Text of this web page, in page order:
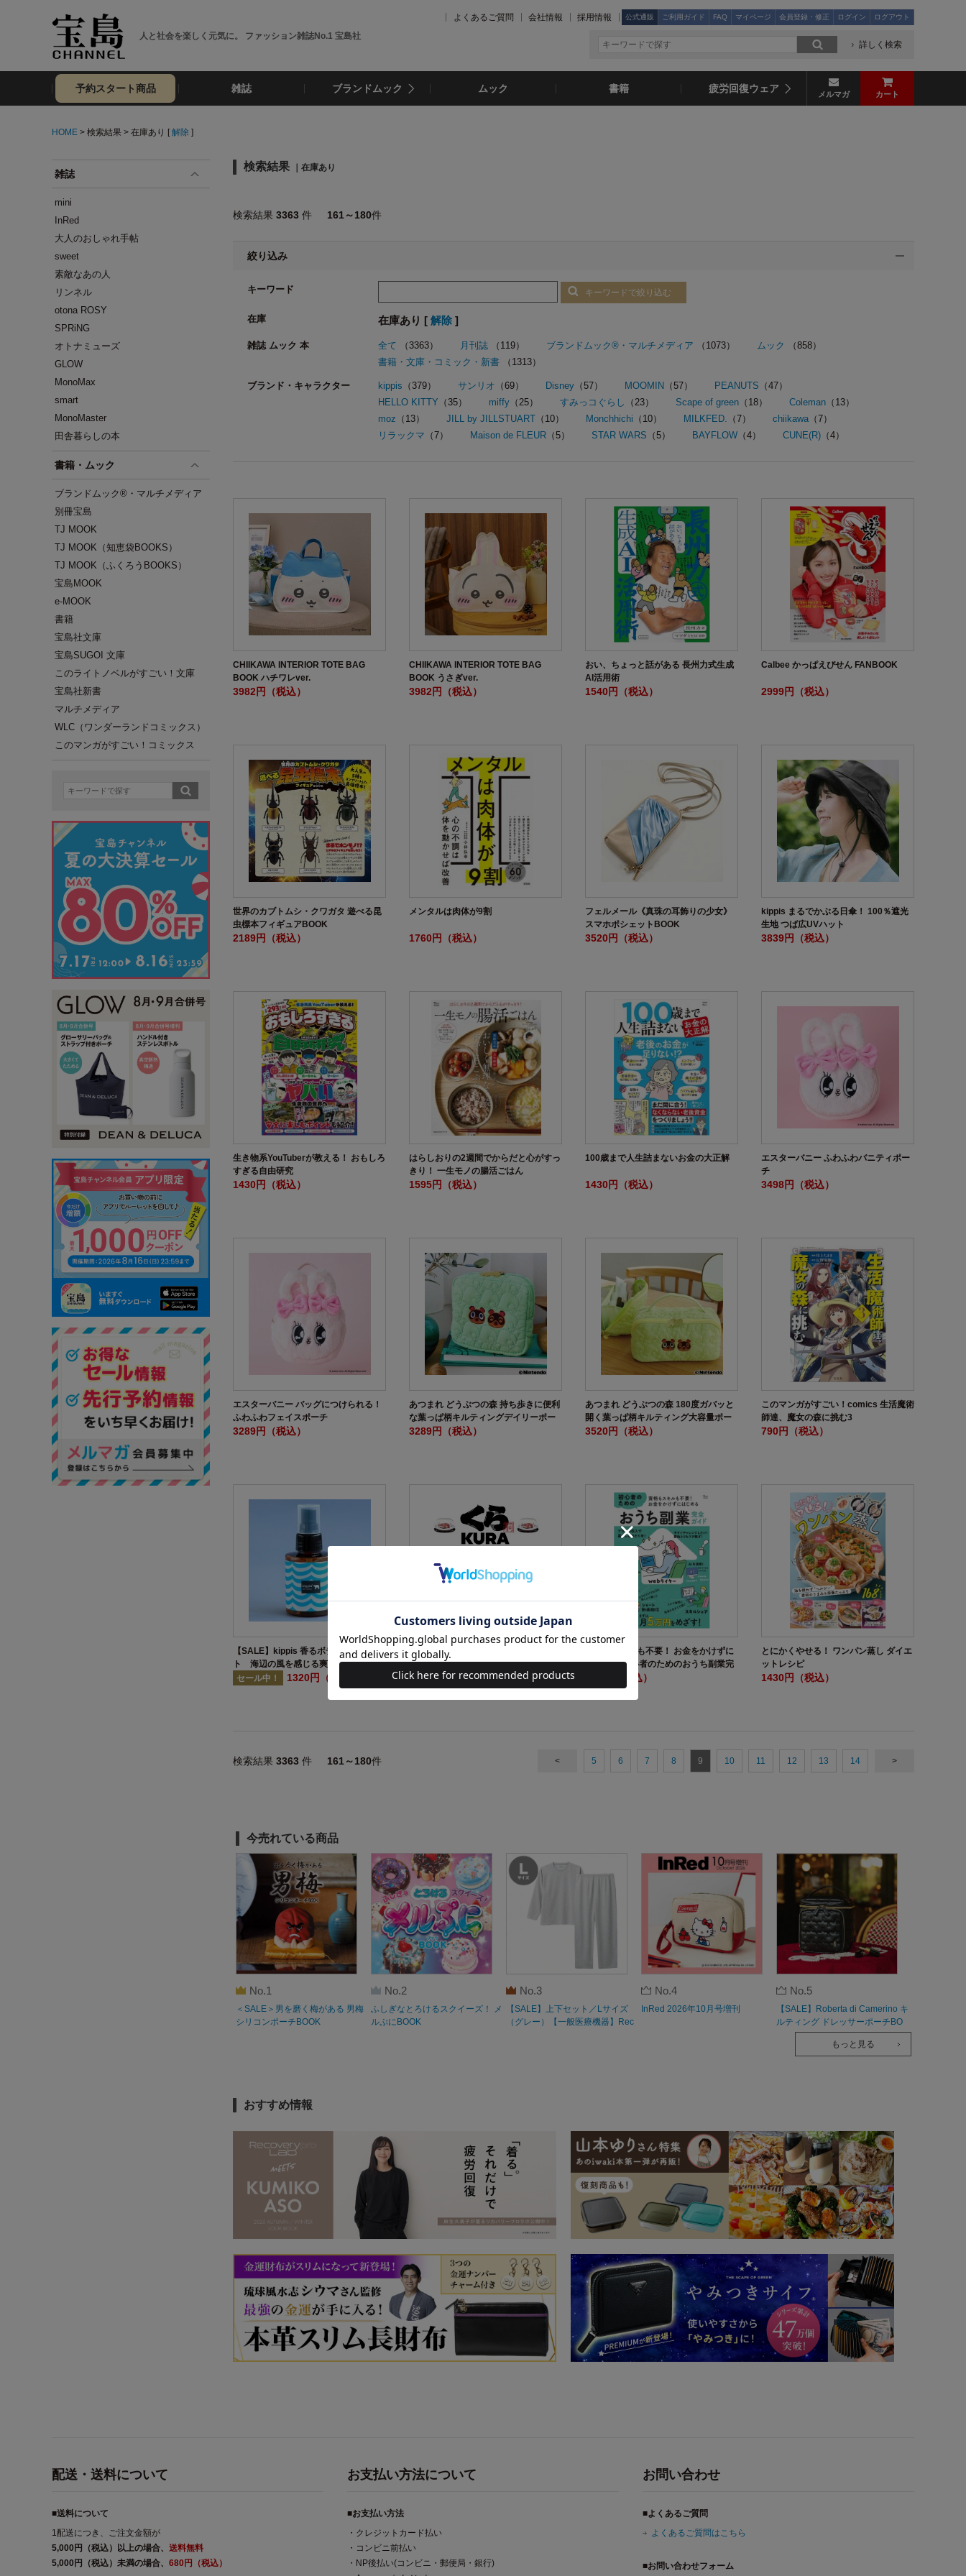
人と社会を楽しく元気に。 ファッション雑誌No.1 宝島社
よくあるご質問 会社情報 採用情報 公式通販 ご利用ガイド FAQ マイページ 会員登録・修正 ログイン ログアウト
詳しく検索
予約スタート商品 雑誌 ブランドムック ムック 書籍 疲労回復ウェア メルマガ カート
HOME > 検索結果 > 在庫あり [ 解除 ]
雑誌
mini
InRed
大人のおしゃれ手帖
sweet
素敵なあの人
リンネル
otona ROSY
SPRiNG
オトナミューズ
GLOW
MonoMax
smart
MonoMaster
田舎暮らしの本
書籍・ムック
ブランドムック®・マルチメディア
別冊宝島
TJ MOOK
TJ MOOK（知恵袋BOOKS）
TJ MOOK（ふくろうBOOKS）
宝島MOOK
e-MOOK
書籍
宝島社文庫
宝島SUGOI 文庫
このライトノベルがすごい！文庫
宝島社新書
マルチメディア
WLC（ワンダーランドコミックス）
このマンガがすごい！コミックス
検索結果 ｜在庫あり
検索結果 3363 件 161～180件
絞り込み
キーワード キーワードで絞り込む
在庫 在庫あり [ 解除]
雑誌 ムック 本 全て （3363） 月刊誌（119） ブランドムック®・マルチメディア （1073） ムック
（858）
書籍・文庫・コミック・新書（1313）
ブランド・キャラクター kippis （379） サンリオ （69） Disney（57） MOOMIN（57） PEANUTS （47）
HELLO KITTY （35） miffy（25） すみっコぐらし （23） Scape of green（18） Coleman（13）
moz （13） JILL by JILLSTUART（10） Monchhichi （10） MILKFED. （7） chiikawa（7）
リラックマ （7） Maison de FLEUR（5） STAR WARS （5） BAYFLOW（4） CUNE(R)（4）
CHIIKAWA INTERIOR TOTE BAG
BOOK ハチワレver.
3982円（税込）
CHIIKAWA INTERIOR TOTE BAG
BOOK うさぎver.
3982円（税込）
おい、ちょっと話がある 長州力式生成
AI活用術
1540円（税込）
Calbee かっぱえびせん FANBOOK
2999円（税込）
世界のカブトムシ・クワガタ 遊べる昆
虫標本フィギュアBOOK
2189円（税込）
メンタルは肉体が9割
1760円（税込）
フェルメール《真珠の耳飾りの少女》
スマホポシェットBOOK
3520円（税込）
kippis まるでかぶる日傘！ 100％遮光
生地 つば広UVハット
3839円（税込）
生き物系YouTuberが教える！ おもしろ
すぎる自由研究
1430円（税込）
はらしおりの2週間でからだと心がすっ
きり！ 一生モノの腸活ごはん
1595円（税込）
100歳まで人生詰まないお金の大正解
1430円（税込）
エスターバニー ふわふわバニティポー
チ
3498円（税込）
エスターバニー バッグにつけられる！
ふわふわフェイスポーチ
3289円（税込）
あつまれ どうぶつの森 持ち歩きに便利
な葉っぱ柄キルティングデイリーポー
チ SPECIAL BOOK
3289円（税込）
あつまれ どうぶつの森 180度ガバッと
開く葉っぱ柄キルティング大容量ポー
チ SPECIAL BOOK
3520円（税込）
このマンガがすごい！comics 生活魔術
師達、魔女の森に挑む3
790円（税込）
【SALE】kippis 香るボディと髪のミス
ト 海辺の風を感じる爽やかサボンの
香り
セール中！ 1320円（税込）
くら寿司 公式 お皿＆湯呑みBOOK
2299円（税込）
資格もスキルも不要！ お金をかけずに
はじめる 初心者のためのおうち副業完
990円（税込）
とにかくやせる！ ワンパン蒸し ダイエ
ットレシピ
1430円（税込）
検索結果 3363 件 161～180件 < 5 6 7 8 9 10 11 12 13 14 >
今売れている商品
No.1
＜SALE＞男を磨く梅がある 男梅
シリコンポーチBOOK
No.2
ふしぎなとろけるスクイーズ！ メ
ルぷにBOOK
No.3
【SALE】上下セット／Lサイズ
（グレー）【一般医療機器】Rec
No.4
InRed 2026年10月号増刊
No.5
【SALE】Roberta di Camerino キ
ルティング ドレッサーポーチBO
もっと見る
おすすめ情報
配送・送料について
■送料について
1配送につき、ご注文金額が
5,000円（税込）以上の場合、 送料無料
5,000円（税込）未満の場合、 680円（税込）
お支払い方法について
■お支払い方法
・クレジットカード払い
・コンビニ前払い
・NP後払い(コンビニ・郵便局・銀行)
お問い合わせ
■よくあるご質問
よくあるご質問はこちら
■お問い合わせフォーム